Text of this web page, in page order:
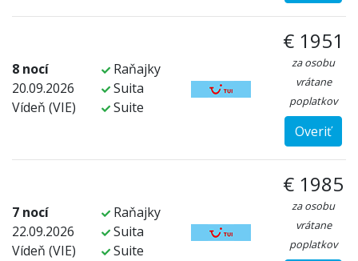
8 nocí
20.09.2026
Vídeň (VIE)
Raňajky
Suita
Suite
€ 1951
za osobu
vrátane
poplatkov
Overiť
7 nocí
22.09.2026
Vídeň (VIE)
Raňajky
Suita
Suite
€ 1985
za osobu
vrátane
poplatkov